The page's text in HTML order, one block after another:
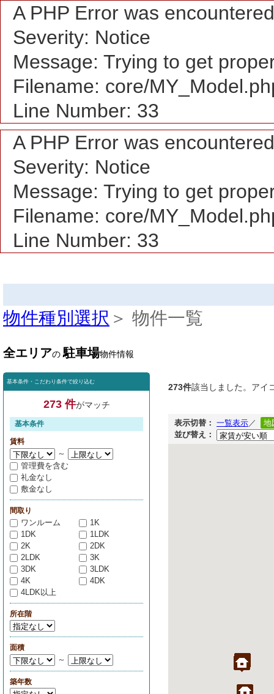
A PHP Error was encountered
Severity: Notice
Message: Trying to get
Filename: core/
Line Number: 33
A PHP Error was encountered
Severity: Notice
Message: Trying to get
Filename: core/
Line Number: 33
物件種別選択 ＞ 物件一覧
全エリアの駐車場物件情報
273件該当しました。アイ
表示切替： 一覧表示／
地
並び替え：
基本条件・こだわり条件で絞り込む
273 件がマッチ
基本条件
賃料
～
管理費を含む
礼金なし
敷金なし
間取り
ワンルーム
1K
1DK
1LDK
2K
2DK
2LDK
3K
3DK
3LDK
4K
4DK
4LDK以上
所在階
面積
～
築年数